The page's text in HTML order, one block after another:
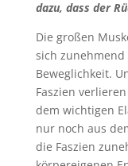
dazu, dass der
Die großen
sich
Beweglichkeit.
Faszien
dem wichtigen
nur noch aus
die Faszien